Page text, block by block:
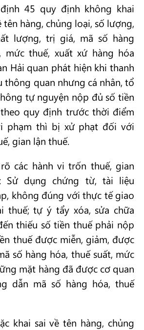
45 quy định không khai
tên hàng, chủng loại, số lượng,
lượng, trị giá, mã số hàng
mức thuế, xuất xứ hàng hóa
Hải quan phát hiện khi thanh
thông quan nhưng cá nhân, tổ
tự nguyện nộp đủ số tiền
quy định trước thời điểm
phạm thì bị xử phạt đối với
gian lận thuế.
các hành vi trốn thuế, gian
Sử dụng chứng từ, tài liệu
không đúng với thực tế giao
thuế; tự ý tẩy xóa, sửa chữa
thiếu số tiền thuế phải nộp
thuế được miễn, giảm, được
số hàng hóa, thuế suất, mức
mặt hàng đã được cơ quan
dẫn mã số hàng hóa, thuế
khai sai về tên hàng, chủng